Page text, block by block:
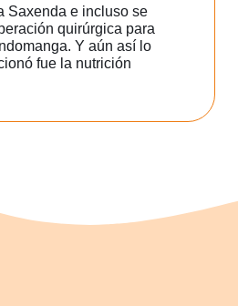
Saxenda e incluso se
quirúrgica para
Y aún así lo
fue la nutrición